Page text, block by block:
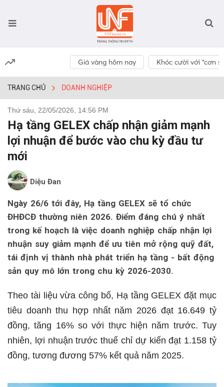
Giá vàng hôm nay Khóc cười với “cơn
TRANG CHỦ DOANH NGHIỆP
Thứ sáu, 22/05/2026, 14:56 PM
Hạ tầng GELEX chấp nhận giảm mạnh
lợi nhuận để bước vào chu kỳ đầu tư
mới
Diệu Đan
Ngày 26/6 tới đây, Hạ tầng GELEX sẽ tổ chức
ĐHĐCĐ thường niên 2026. Điểm đáng chú ý nhất
trong kế hoạch là việc doanh nghiệp chấp nhận lợi
nhuận suy giảm mạnh để ưu tiên mở rộng quỹ đất,
tái định vị thành nhà phát triển hạ tầng - bất động
sản quy mô lớn trong chu kỳ 2026-2030.
Theo tài liệu vừa công bố, Hạ tầng GELEX đặt mục
tiêu doanh thu hợp nhất năm 2026 đạt 16.649 tỷ
đồng, tăng 16% so với thực hiện năm trước. Tuy
nhiên, lợi nhuận trước thuế chỉ dự kiến đạt 1.158 tỷ
đồng, tương đương 57% kết quả năm 2025.